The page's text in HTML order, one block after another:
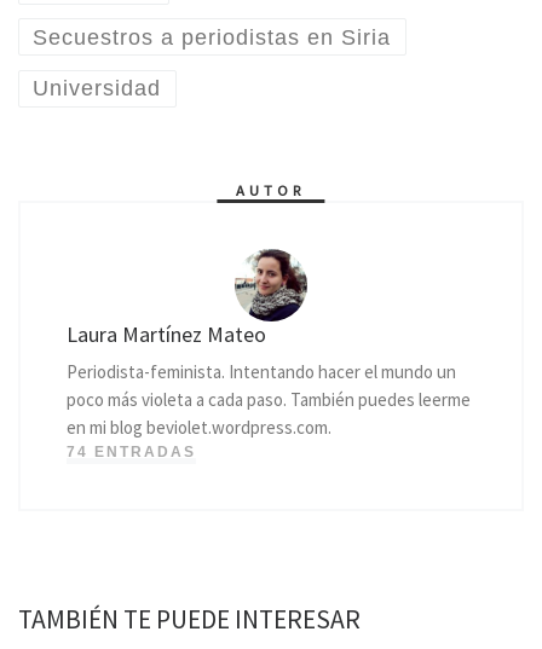
Secuestros a periodistas en Siria
Universidad
AUTOR
Laura Martínez Mateo
Periodista-feminista. Intentando hacer el mundo un
poco más violeta a cada paso. También puedes leerme
en mi blog beviolet.wordpress.com.
74 ENTRADAS
TAMBIÉN TE PUEDE INTERESAR